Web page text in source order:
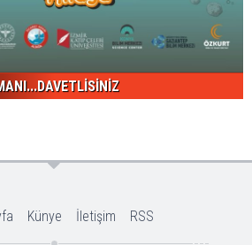
Künye İletişim RSS